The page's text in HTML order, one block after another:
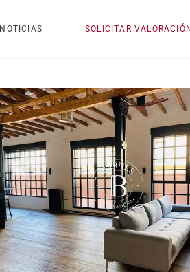
NOTICIAS SOLICITAR VALORACIÓN